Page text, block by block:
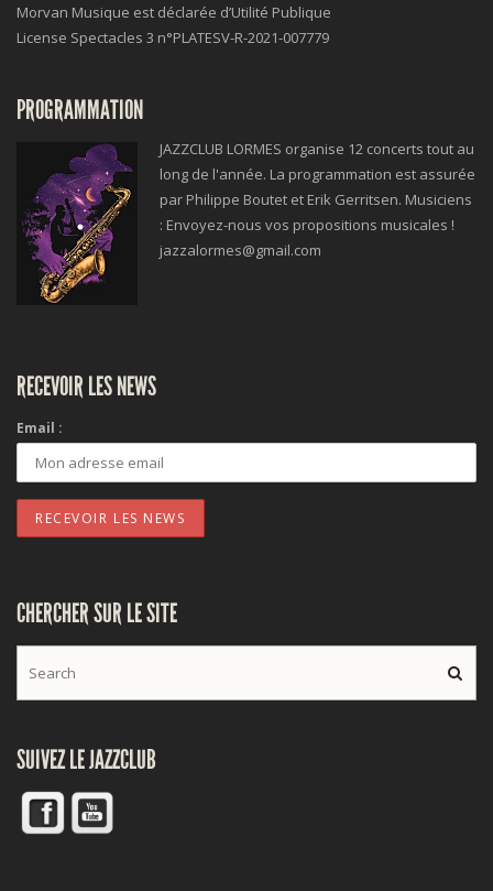
Morvan Musique est déclarée d’Utilité Publique
License Spectacles 3 n°PLATESV-R-2021-007779
PROGRAMMATION
JAZZCLUB LORMES organise 12 concerts tout au
long de l'année. La programmation est assurée
par Philippe Boutet et Erik Gerritsen. Musiciens
: Envoyez-nous vos propositions musicales !
jazzalormes@gmail.com
RECEVOIR LES NEWS
Email :
CHERCHER SUR LE SITE
SUIVEZ LE JAZZCLUB